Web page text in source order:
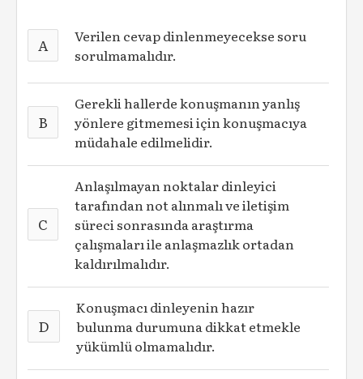
A
Verilen cevap dinlenmeyecekse soru
sorulmamalıdır.
B
Gerekli hallerde konuşmanın yanlış
yönlere gitmemesi için konuşmacıya
müdahale edilmelidir.
C
Anlaşılmayan noktalar dinleyici
tarafından not alınmalı ve iletişim
süreci sonrasında araştırma
çalışmaları ile anlaşmazlık ortadan
kaldırılmalıdır.
D
Konuşmacı dinleyenin hazır
bulunma durumuna dikkat etmekle
yükümlü olmamalıdır.